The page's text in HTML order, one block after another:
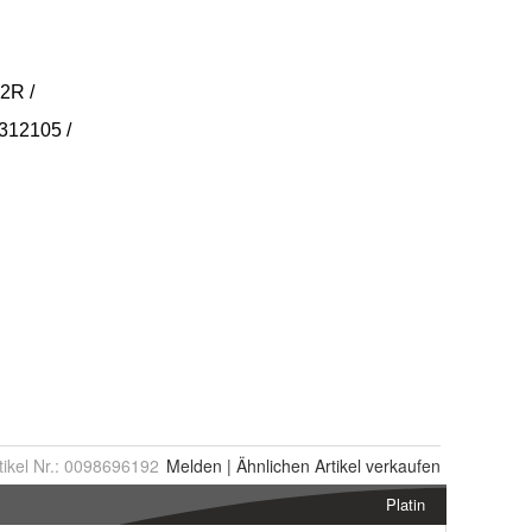
Nr.: 0098696192 Melden | Ähnlichen Artikel verkaufen
Platin